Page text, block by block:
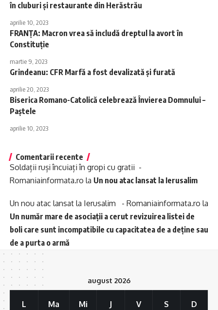
în cluburi și restaurante din Herăstrău
aprilie 10, 2023
FRANȚA: Macron vrea să includă dreptul la avort în
Constituție
martie 9, 2023
Grindeanu: CFR Marfă a fost devalizată şi furată
aprilie 20, 2023
Biserica Romano-Catolică celebrează Învierea Domnului –
Paștele
aprilie 10, 2023
Comentarii recente
Soldații ruși încuiați în gropi cu gratii -
Romaniainformata.ro la Un nou atac lansat la Ierusalim
Un nou atac lansat la Ierusalim - Romaniainformata.ro la
Un număr mare de asociații a cerut revizuirea listei de
boli care sunt incompatibile cu capacitatea de a deține sau
de a purta o armă
august 2026
L Ma Mi J V S D